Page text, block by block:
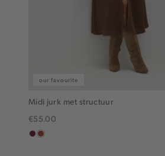
our favourite
Midi jurk met structuur
€55.00
bordeaux
bruin